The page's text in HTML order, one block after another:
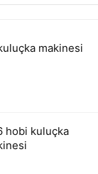
makinesi
hobi kuluçka